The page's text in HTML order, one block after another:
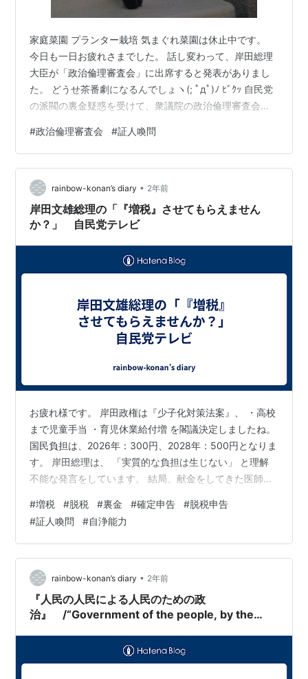
家庭菜園 プランター栽培 気まぐれ菜園は休止中です。
今日も一日お疲れさまでした。 話し変わって、岸田総理
大臣が「政治倫理審査会」に出席すると発表がありまし
た。 どうせ茶番劇になるんでしょヽ(; ﾟдﾟ)ﾉ ﾋﾞｸｯ 自民党
の派閥の裏金疑惑を受けて、衆議院の政治倫理審査会の
公開の形式で出席する考えを表明しました。 岸田総理大
臣、 「私自身、自民党総裁として政倫審に自ら出席を
し、マスコミオープンのもとで説明責任を果たさせてい
ただきたい」 本当に説明する気はあるのかね…！Σ(￣□
￣;) ちなみに、 ↓ 政治倫理審査会とは、政治家の倫理を
審査するため…
#政治倫理審査会 #証人喚問
rainbow-konan’s diary • 2年前
岸田文雄総理の「『増税』させてもらえません
か？」 自民党テレビ
お疲れ様です。 岸田政権は『少子化対策法案』、 ・高校
まで児童手当 ・育児休業給付増 を閣議決定しましたね。
国民負担は、2026年：300円、2028年：500円となりま
す。 岸田総理は、 「実質的な負担は生じない」 と理解
不能な発言をしています。 結局、献金をしてきた医師会
らえませんか？」 と言えばいいのに。 世間的には『社会
が子供を育てる』べきという風潮がありますが、何で他
人の子供の負担を負わされなくてはいけないのかと私は
思います。 子供の”習い事”や”塾通い”のために、負担させ
られる側はたまったものではありません。 自分の子供ぐ
らい…
#増税 #脱税 #裏金 #確定申告 #脱税申告
#証人喚問 #自浄能力
rainbow-konan’s diary • 2年前
『人民の人民による人民のための政
治』 /“Government of the people, by the